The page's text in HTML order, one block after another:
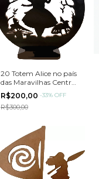
20 Totem Alice no país
das Maravilhas Centro
de Mesa Alice MDF
R$200,00 -33% OFF
R$300,00